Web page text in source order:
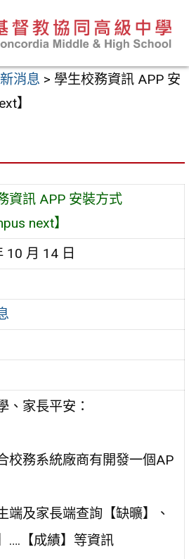
消息 > 學生校務資訊 APP 安
】
資訊 APP 安裝方式
next】
10 月 14 日
、家長平安：
校務系統廠商有開發一個AP
端及家長端查詢【缺曠】、
….【成績】等資訊